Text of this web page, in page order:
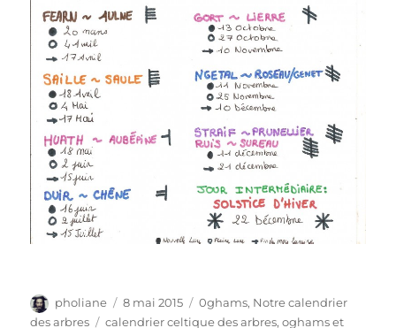
Auteur
pholiane
Publié
le
8 mai 2015 Catégories
0ghams, Notre calendrier
des arbres
Étiquettes
calendrier celtique des arbres,oghams et